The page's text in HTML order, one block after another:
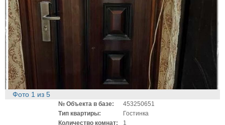
Фото 1 из 5
№ Объекта в базе:
453250651
Тип квартиры:
Гостинка
Количество комнат:
1